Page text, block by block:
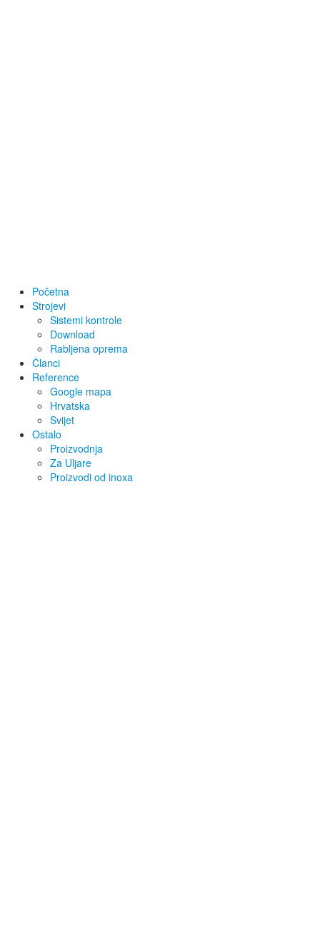
Početna
Strojevi
Sistemi kontrole
Download
Rabljena oprema
Članci
Reference
Google mapa
Hrvatska
Svijet
Ostalo
Proizvodnja
Za Uljare
Proizvodi od inoxa